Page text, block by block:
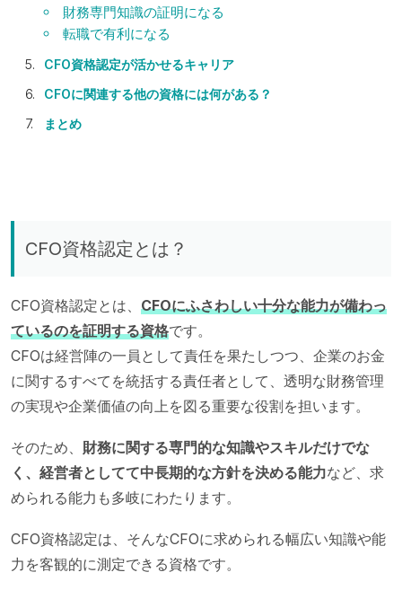
財務専門知識の証明になる
転職で有利になる
CFO資格認定が活かせるキャリア
CFOに関連する他の資格には何がある？
まとめ
CFO資格認定とは？
CFO資格認定とは、 CFOにふさわしい十分な能力が備わっ
ているのを証明する資格です。
CFOは経営陣の一員として責任を果たしつつ、企業のお金
に関するすべてを統括する責任者として、透明な財務管理
の実現や企業価値の向上を図る重要な役割を担います。
そのため、 財務に関する専門的な知識やスキルだけでな
く、経営者としてて中長期的な方針を決める能力など、求
められる能力も多岐にわたります。
CFO資格認定は、そんなCFOに求められる幅広い知識や能
力を客観的に測定できる資格です。